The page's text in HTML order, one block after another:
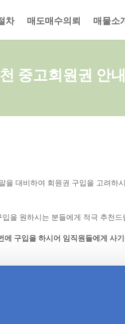
차 매도매수의뢰 매물소
중고회원권 안내
대비하여 회원권 구입을 고려하
을 원하시는 분들에게 적극 추천드
에 구입을 하시어 임직원들에게 사